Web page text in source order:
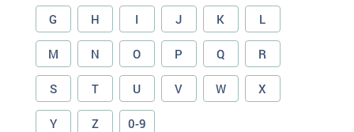
G H I J K L
M N O P Q R
S T U V W X
Y Z 0-9